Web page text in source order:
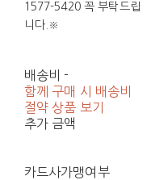
1577-5420 꼭 부탁드립
니다.※
배송비 -
함께 구매 시 배송비
절약 상품 보기
추가 금액
카드사가맹여부